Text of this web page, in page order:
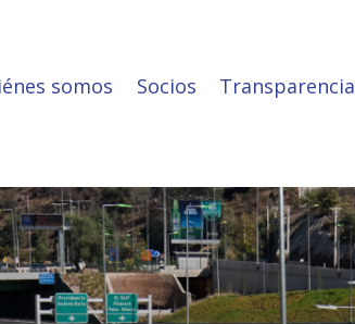
somos Socios Transparencia